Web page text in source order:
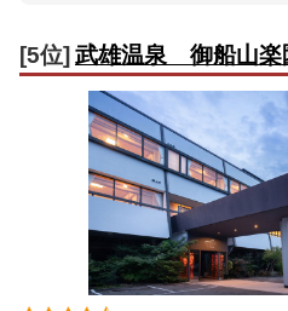
[5位] 武雄温泉 御船山楽